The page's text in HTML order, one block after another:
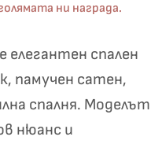
ни награда.
елегантен спален
памучен сатен,
спалня. Моделът
нюанс и